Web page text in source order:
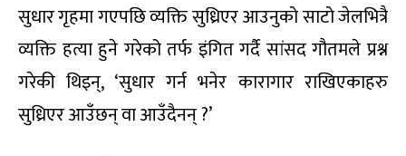
सुधार गृहमा गएपछि व्यक्ति सुध्रिएर आउनुको साटो जेलभित्रै
व्यक्ति हत्या हुने गरेको तर्फ इंगित गर्दै सांसद गौतमले प्रश्न
गरेकी थिइन्, ‘सुधार गर्न भनेर कारागार राखिएकाहरु
सुध्रिएर आउँछन् वा आउँदैनन् ?’